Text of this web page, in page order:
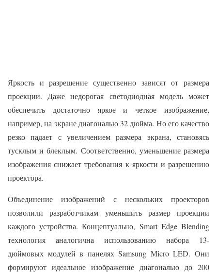
Яркость и разрешение существенно зависят от размера
проекции. Даже недорогая светодиодная модель может
обеспечить достаточно яркое и четкое изображение,
например, на экране диагональю 32 дюйма. Но его качество
резко падает с увеличением размера экрана, становясь
тусклым и блеклым. Соответственно, уменьшение размера
изображения снижает требования к яркости и разрешению
проектора.
Объединение изображений с нескольких проекторов
позволили разработчикам уменьшить размер проекции
каждого устройства. Концептуально, Smart Edge Blending
технология аналогична использованию набора 13-
дюймовых модулей в панелях Samsung Micro LED. Они
формируют идеальное изображение диагональю до 200